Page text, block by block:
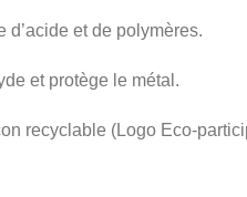
d’acide et de polymères.
et protège le métal.
recyclable (Logo Eco-